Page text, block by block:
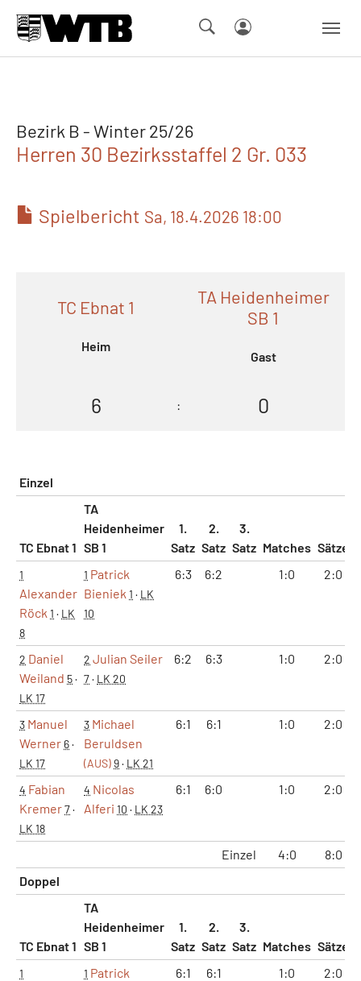
Bezirk B - Winter 25/26
Herren 30 Bezirksstaffel 2 Gr. 033
Spielbericht Sa, 18.4.2026 18:00
TC Ebnat 1
Heim
TA Heidenheimer
SB 1
Gast
6 : 0
Einzel
TC Ebnat 1
TA
Heidenheimer
SB 1
1.
Satz
2.
Satz
3.
Satz Matches Sätze
1
Alexander
Röck 1 · LK
8
1 Patrick
Bieniek 1 · LK
10
6:3 6:2 1:0 2:0
2 Daniel
Weiland 5·
LK 17
2 Julian Seiler
7· LK 20
6:2 6:3 1:0 2:0
3 Manuel
Werner 6·
LK 17
3 Michael
Beruldsen
(AUS)9· LK 21
6:1 6:1 1:0 2:0
4 Fabian
Kremer7·
LK 18
4 Nicolas
Alferi 10 · LK 23
6:1 6:0 1:0 2:0
Einzel 4:0 8:0
Doppel
TC Ebnat 1
TA
Heidenheimer
SB 1
1.
Satz
2.
Satz
3.
Satz Matches Sätze
1 1 Patrick
6:1 6:1 1:0 2:0